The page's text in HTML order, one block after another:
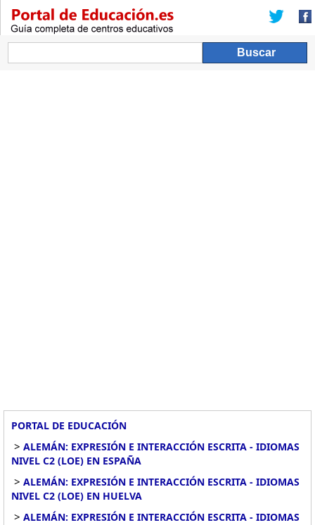
PORTAL DE EDUCACIÓN
> ALEMÁN: EXPRESIÓN E INTERACCIÓN ESCRITA - IDIOMAS
NIVEL C2 (LOE) EN ESPAÑA
> ALEMÁN: EXPRESIÓN E INTERACCIÓN ESCRITA - IDIOMAS
NIVEL C2 (LOE) EN HUELVA
> ALEMÁN: EXPRESIÓN E INTERACCIÓN ESCRITA - IDIOMAS